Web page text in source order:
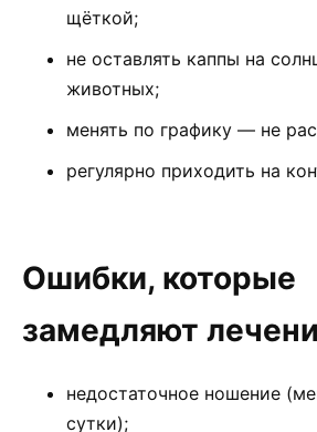
щёткой;
не оставлять каппы на
животных;
менять по графику — не
регулярно приходить на
Ошибки, которые
замедляют
недостаточное ношение
сутки);